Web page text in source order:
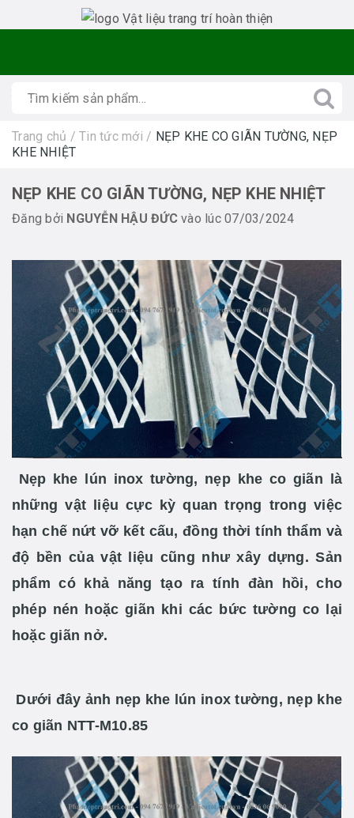
Trang chủ / Tin tức mới / NẸP KHE CO GIÃN TƯỜNG, NẸP
KHE NHIỆT
NẸP KHE CO GIÃN TƯỜNG, NẸP KHE NHIỆT
Đăng bởi NGUYỄN HẬU ĐỨCvào lúc 07/03/2024
Nẹp khe lún inox tường, nẹp khe co giãn là
những vật liệu cực kỳ quan trọng trong việc
hạn chế nứt vỡ kết cấu, đồng thời tính thẩm và
độ bền của vật liệu cũng như xây dựng. Sản
phẩm có khả năng tạo ra tính đàn hồi, cho
phép nén hoặc giãn khi các bức tường co lại
hoặc giãn nở.
Dưới đây ảnh nẹp khe lún inox tường, nẹp khe
co giãn NTT-M10.85